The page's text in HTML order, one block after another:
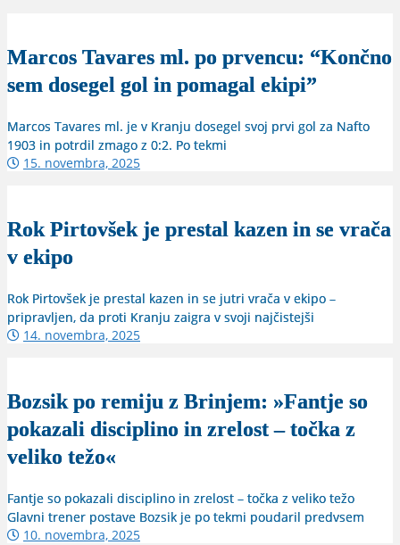
Marcos Tavares ml. po prvencu: “Končno
sem dosegel gol in pomagal ekipi”
Marcos Tavares ml. je v Kranju dosegel svoj prvi gol za Nafto
1903 in potrdil zmago z 0:2. Po tekmi
15. novembra, 2025
Rok Pirtovšek je prestal kazen in se vrača
v ekipo
Rok Pirtovšek je prestal kazen in se jutri vrača v ekipo –
pripravljen, da proti Kranju zaigra v svoji najčistejši
14. novembra, 2025
Bozsik po remiju z Brinjem: »Fantje so
pokazali disciplino in zrelost – točka z
veliko težo«
Fantje so pokazali disciplino in zrelost – točka z veliko težo
Glavni trener postave Bozsik je po tekmi poudaril predvsem
10. novembra, 2025